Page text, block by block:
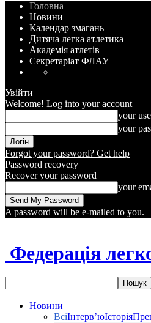
Головна
Новини
Календар змагань
Дитяча легка атлетика
Академія атлетів
Секретаріат ФЛАУ
Увійти
Welcome! Log into your account
your
your
Forgot your password? Get help
Password recovery
Recover your password
your
A password will be e-mailed to you.
Федерація
Новини
ВсіІнтерв’юІсторія